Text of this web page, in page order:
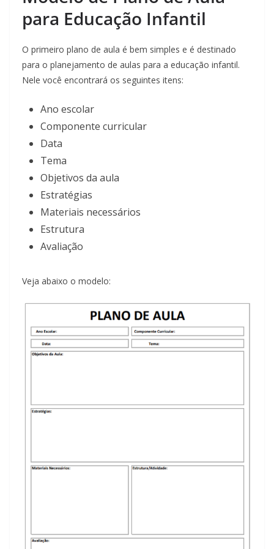
para Educação Infantil
O primeiro plano de aula é bem simples e é destinado
para o planejamento de aulas para a educação infantil.
Nele você encontrará os seguintes itens:
Ano escolar
Componente curricular
Data
Tema
Objetivos da aula
Estratégias
Materiais necessários
Estrutura
Avaliação
Veja abaixo o modelo: